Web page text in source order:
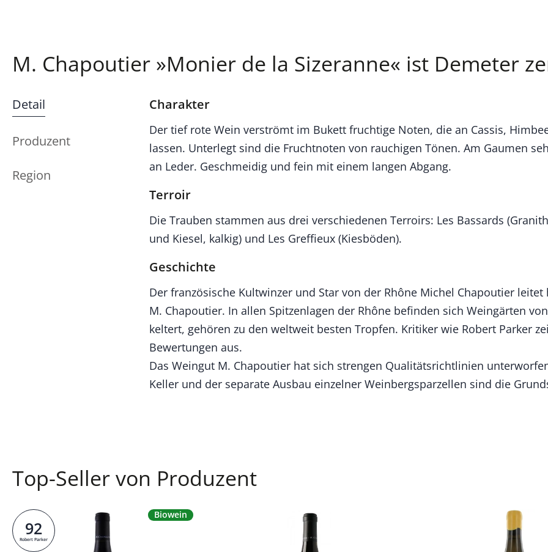
M. Chapoutier »Monier de la Sizeranne« ist Demeter
Detail
Produzent
Region
Charakter
Der tief rote Wein verströmt im Bukett fruchtige Noten, die an Cassis,
lassen. Unterlegt sind die Fruchtnoten von rauchigen Tönen. Am Gaumen
an Leder. Geschmeidig und fein mit einem langen Abgang.
Terroir
Die Trauben stammen aus drei verschiedenen Terroirs: Les Bassards
und Kiesel, kalkig) und Les Greffieux (Kiesböden).
Geschichte
Der französische Kultwinzer und Star von der Rhône Michel Chapoutier
M. Chapoutier. In allen Spitzenlagen der Rhône befinden sich Weingärten
keltert, gehören zu den weltweit besten Tropfen. Kritiker wie Robert Parker
Bewertungen aus.
Das Weingut M. Chapoutier hat sich strengen Qualitätsrichtlinien
Keller und der separate Ausbau einzelner Weinbergsparzellen sind die
Top-Seller von Produzent
Biowein
92
Robert Parker